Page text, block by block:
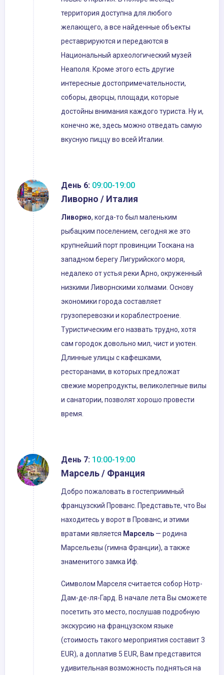
территория доступна для любого
желающего, а все найденные объекты
реставрируются и передаются в
Национальный археологический музей
Неаполя. Кроме этого есть другие
интересные достопримечательности,
соборы, дворцы, площади, которые
достойны внимания каждого туриста. Ну и,
конечно же, здесь можно отведать самую
вкусную пиццу во всей Италии.
День 6: 09:00-19:00
Ливорно / Италия
Ливорно, когда-то был маленьким
рыбацким поселением, сегодня же это
крупнейший порт провинции Тоскана на
западном берегу Лигурийского моря,
недалеко от устья реки Арно, окруженный
низкими Ливорнскими холмами. Основу
экономики города составляет
грузоперевозки и кораблестроение.
Туристическим его назвать трудно, хотя
сам городок довольно мил, чист и уютен.
Длинные улицы с кафешками,
ресторанами, в которых предложат
свежие морепродукты, великолепные вилы
и санатории, позволят хорошо провести
время.
День 7: 10:00-19:00
Марсель / Франция
Добро пожаловать в гостеприимный
французский Прованс. Представьте, что Вы
находитесь у ворот в Прованс, и этими
вратами является Марсель — родина
Марсельезы (гимна Франции), а также
знаменитого замка Иф.
Символом Марселя считается собор Нотр-
Дам-де-ля-Гард. В начале лета Вы сможете
посетить это место, послушав подробную
экскурсию на французском языке
(стоимость такого мероприятия составит 3
EUR), а доплатив 5 EUR, Вам представится
удивительная возможность подняться на